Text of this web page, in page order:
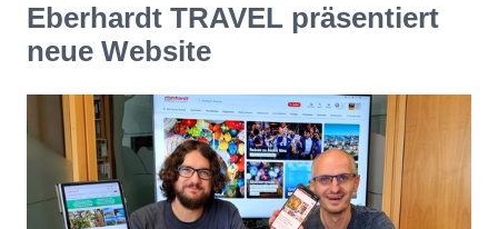
Eberhardt TRAVEL präsentiert
neue Website